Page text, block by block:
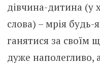
дівчина-дитина (у
слова) – мрія будь-
ганятися за своїм
дуже наполегливо,